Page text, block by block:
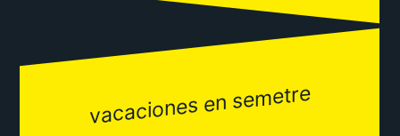
vacaciones en semetre